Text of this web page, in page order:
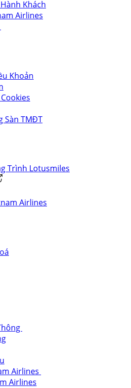
Khách
Airlines
Khoản
Sàn TMĐT
Trình Lotusmiles
Airlines
Airlines
Airlines